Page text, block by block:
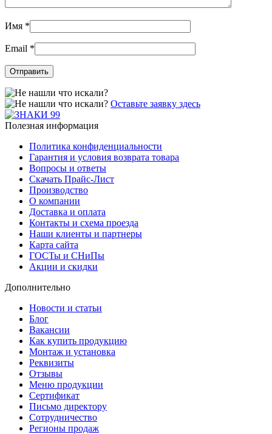
Имя *
Email *
Оставьте заявку здесь
Полезная информация
Политика конфиденциальности
Гарантия и условия возврата товара
Вопросы и ответы
Скачать Прайс-Лист
Производство
О компании
Доставка и оплата
Контакты и схема проезда
Наши клиенты и партнеры
Карта сайта
ГОСТы и СНиПы
Акции и скидки
Дополнительно
Новости и статьи
Блог
Вакансии
Как купить продукцию
Монтаж и установка
Реквизиты
Отзывы
Меню продукции
Сертификат
Письмо директору
Сотрудничество
Регионы продаж